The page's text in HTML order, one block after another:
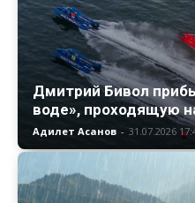
Дмитрий Бивол
воде», проходящую
Адилет Асанов - 31.07.2026